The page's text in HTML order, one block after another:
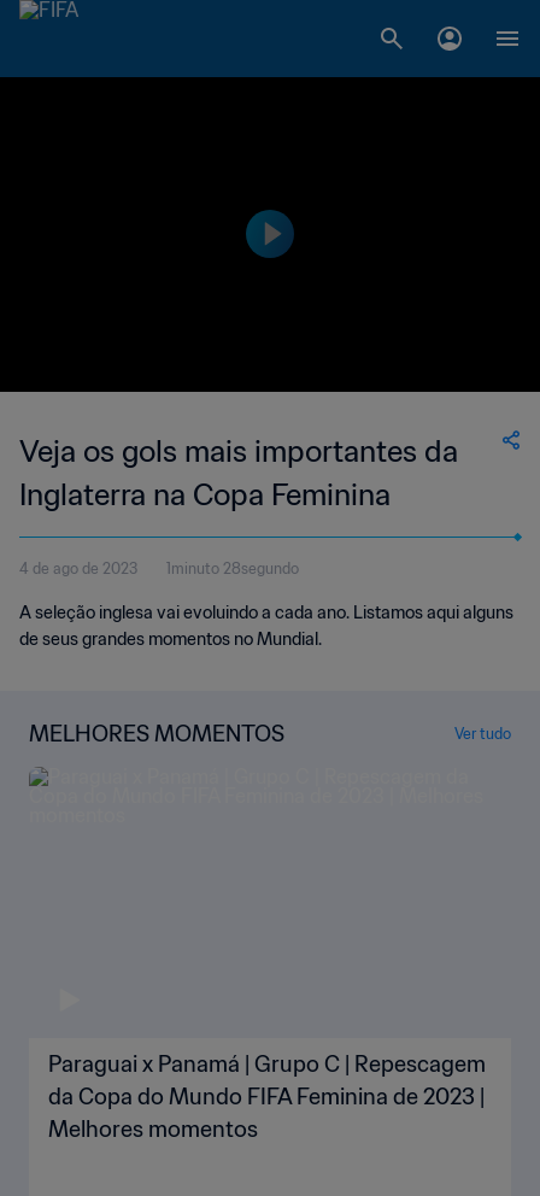
Veja os gols mais importantes da
Inglaterra na Copa Feminina
4 de ago de 2023 1minuto 28segundo
A seleção inglesa vai evoluindo a cada ano. Listamos aqui alguns
de seus grandes momentos no Mundial.
MELHORES MOMENTOS Ver tudo
Paraguai x Panamá | Grupo C | Repescagem
da Copa do Mundo FIFA Feminina de 2023 |
Melhores momentos